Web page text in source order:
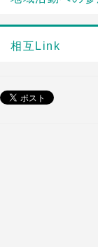
相互Link